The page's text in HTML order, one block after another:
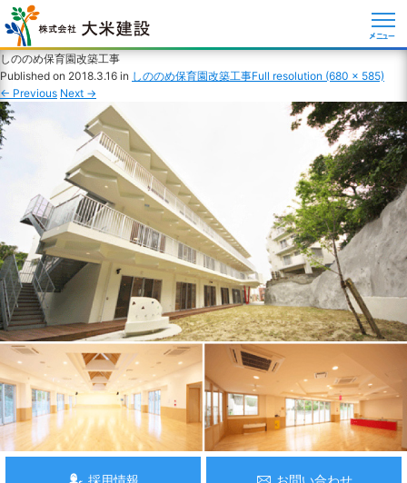
メニュー
しののめ保育園改築工事
Published on 2018.3.16 in しののめ保育園改築工事Full resolution (680 × 585)
← Previous Next →